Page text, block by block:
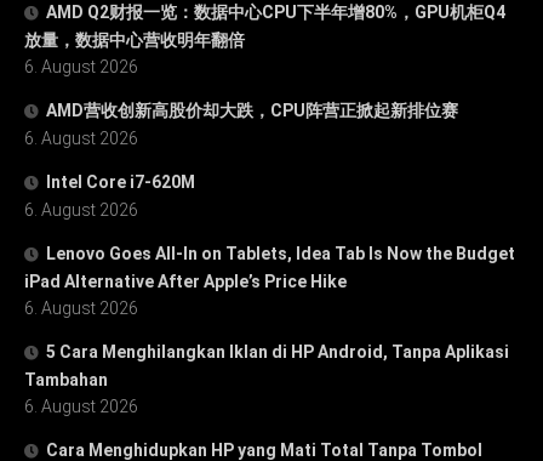
AMD Q2财报一览：数据中心CPU下半年增80%，GPU机柜Q4
放量，数据中心营收明年翻倍
6. August 2026
AMD营收创新高股价却大跌，CPU阵营正掀起新排位赛
6. August 2026
Intel Core i7-620M
6. August 2026
Lenovo Goes All-In on Tablets, Idea Tab Is Now the Budget
iPad Alternative After Apple’s Price Hike
6. August 2026
5 Cara Menghilangkan Iklan di HP Android, Tanpa Aplikasi
Tambahan
6. August 2026
Cara Menghidupkan HP yang Mati Total Tanpa Tombol